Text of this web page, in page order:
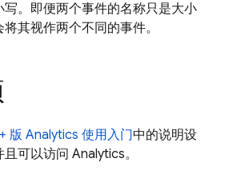
。即便两个事件的名称只是大小
其视作两个不同的事件。
版 Analytics 使用入门中的说明设
可以访问 Analytics。